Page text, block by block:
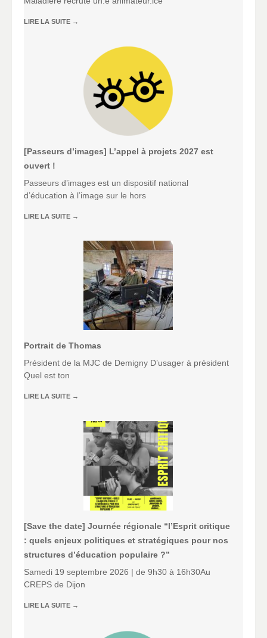
LIRE LA SUITE →
[Passeurs d’images] L’appel à projets 2027 est
ouvert !
Passeurs d’images est un dispositif national
d’éducation à l’image sur le hors
LIRE LA SUITE →
Portrait de Thomas
Président de la MJC de Demigny D’usager à président
Quel est ton
LIRE LA SUITE →
[Save the date] Journée régionale “l’Esprit critique
: quels enjeux politiques et stratégiques pour nos
structures d’éducation populaire ?”
Samedi 19 septembre 2026 | de 9h30 à 16h30Au
CREPS de Dijon
LIRE LA SUITE →